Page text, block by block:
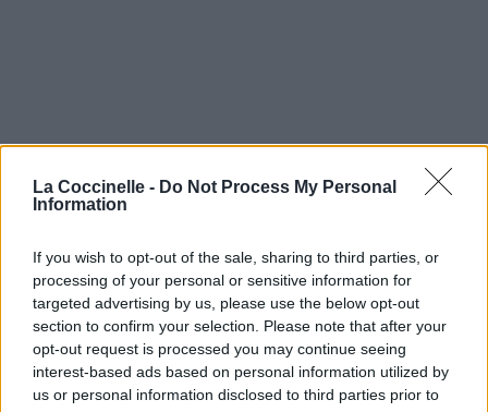
La Coccinelle - Do Not Process My Personal
Information
If you wish to opt-out of the sale, sharing to third parties, or
processing of your personal or sensitive information for
targeted advertising by us, please use the below opt-out
section to confirm your selection. Please note that after your
opt-out request is processed you may continue seeing
interest-based ads based on personal information utilized by
us or personal information disclosed to third parties prior to